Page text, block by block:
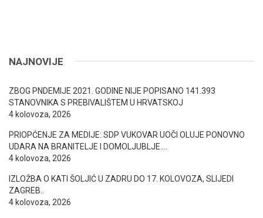
NAJNOVIJE
ZBOG PNDEMIJE 2021. GODINE NIJE POPISANO 141.393
STANOVNIKA S PREBIVALIŠTEM U HRVATSKOJ
4 kolovoza, 2026
PRIOPĆENJE ZA MEDIJE: SDP VUKOVAR UOČI OLUJE PONOVNO
UDARA NA BRANITELJE I DOMOLJUBLJE….
4 kolovoza, 2026
IZLOŽBA O KATI ŠOLJIĆ U ZADRU DO 17. KOLOVOZA, SLIJEDI
ZAGREB..
4 kolovoza, 2026